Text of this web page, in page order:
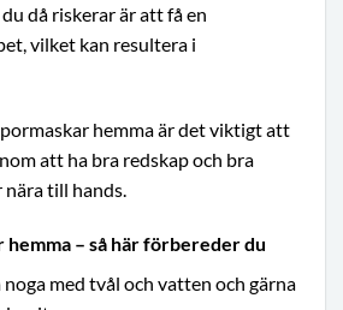
du då riskerar är att få en
vilket kan resultera i
hemma är det viktigt att
att ha bra redskap och bra
till hands.
hemma – så här förbereder du
med tvål och vatten och gärna